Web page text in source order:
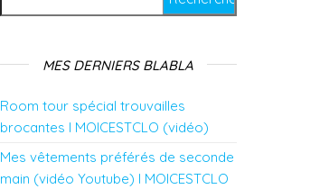
MES DERNIERS BLABLA
Room tour spécial trouvailles
brocantes l MOICESTCLO (vidéo)
Mes vêtements préférés de seconde
main (vidéo Youtube) l MOICESTCLO